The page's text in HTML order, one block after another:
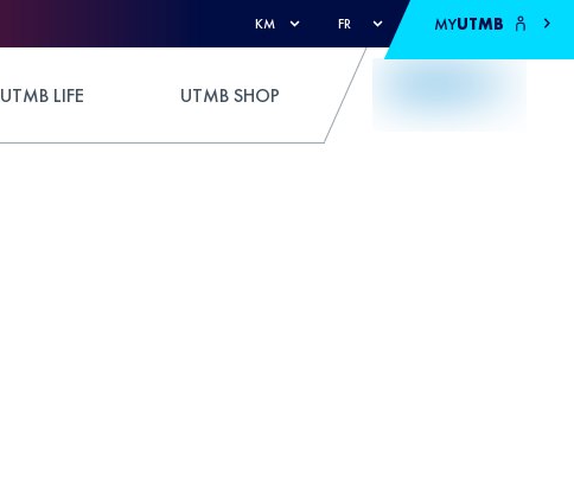
KM FR MYUTMB
UTMB LIFE UTMB SHOP